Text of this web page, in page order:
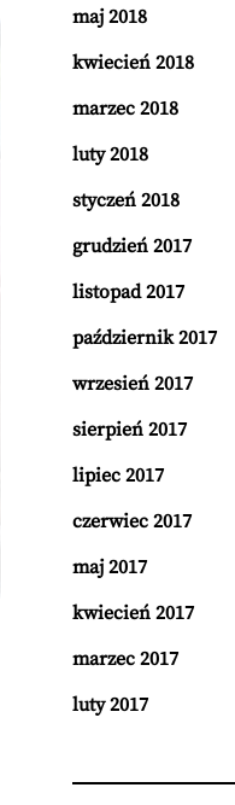
maj 2018
kwiecień 2018
marzec 2018
luty 2018
styczeń 2018
grudzień 2017
listopad 2017
październik 2017
wrzesień 2017
sierpień 2017
lipiec 2017
czerwiec 2017
maj 2017
kwiecień 2017
marzec 2017
luty 2017